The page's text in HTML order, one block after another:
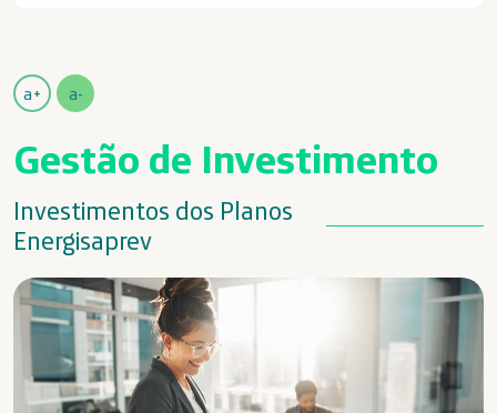
a+ a-
Gestão de Investimento
Investimentos dos Planos
Energisaprev